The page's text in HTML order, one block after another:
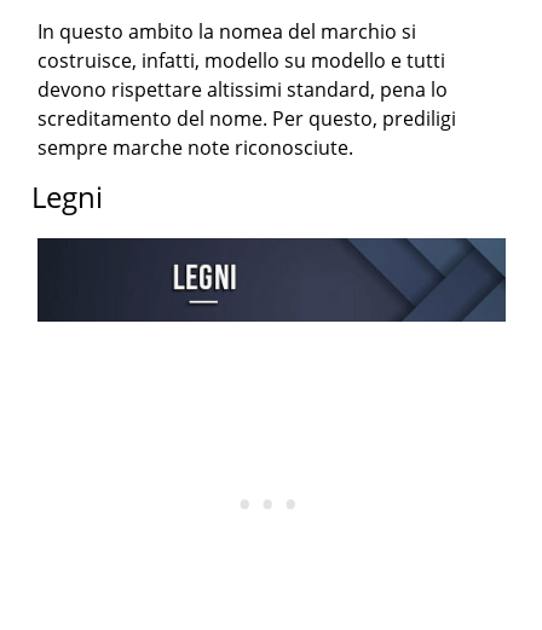
In questo ambito la nomea del marchio si
costruisce, infatti, modello su modello e tutti
devono rispettare altissimi standard, pena lo
screditamento del nome. Per questo, prediligi
sempre marche note riconosciute.
Legni